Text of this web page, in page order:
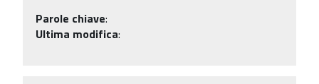
Parole chiave:
Ultima modifica: